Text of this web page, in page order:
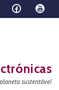
sustentável